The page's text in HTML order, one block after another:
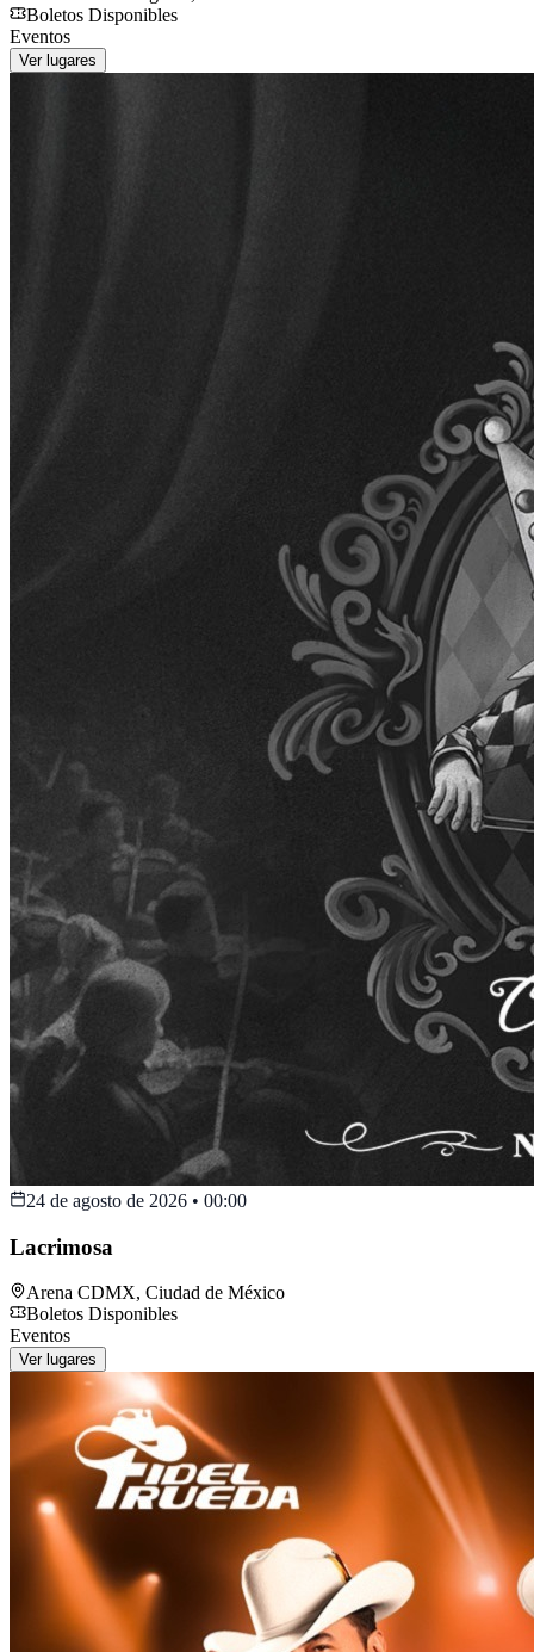
Boletos Disponibles
Eventos
Ver lugares
24 de agosto de 2026 • 00:00
Lacrimosa
Arena CDMX, Ciudad de México
Boletos Disponibles
Eventos
Ver lugares